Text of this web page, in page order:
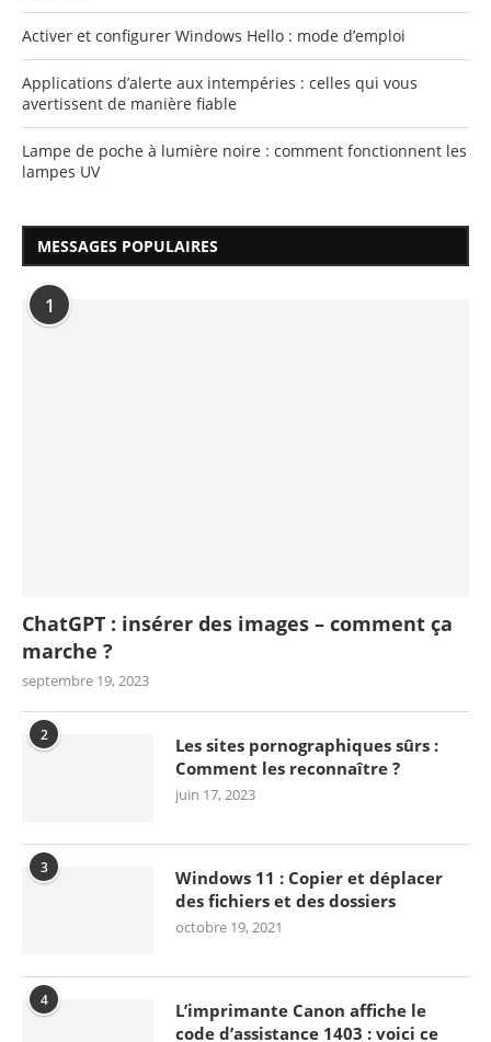
Activer et configurer Windows Hello : mode d’emploi
Applications d’alerte aux intempéries : celles qui vous
avertissent de manière fiable
Lampe de poche à lumière noire : comment fonctionnent les
lampes UV
MESSAGES POPULAIRES
1
ChatGPT : insérer des images – comment ça
marche ?
septembre 19, 2023
2
Les sites pornographiques sûrs :
Comment les reconnaître ?
juin 17, 2023
3
Windows 11 : Copier et déplacer
des fichiers et des dossiers
octobre 19, 2021
4
L’imprimante Canon affiche le
code d’assistance 1403 : voici ce